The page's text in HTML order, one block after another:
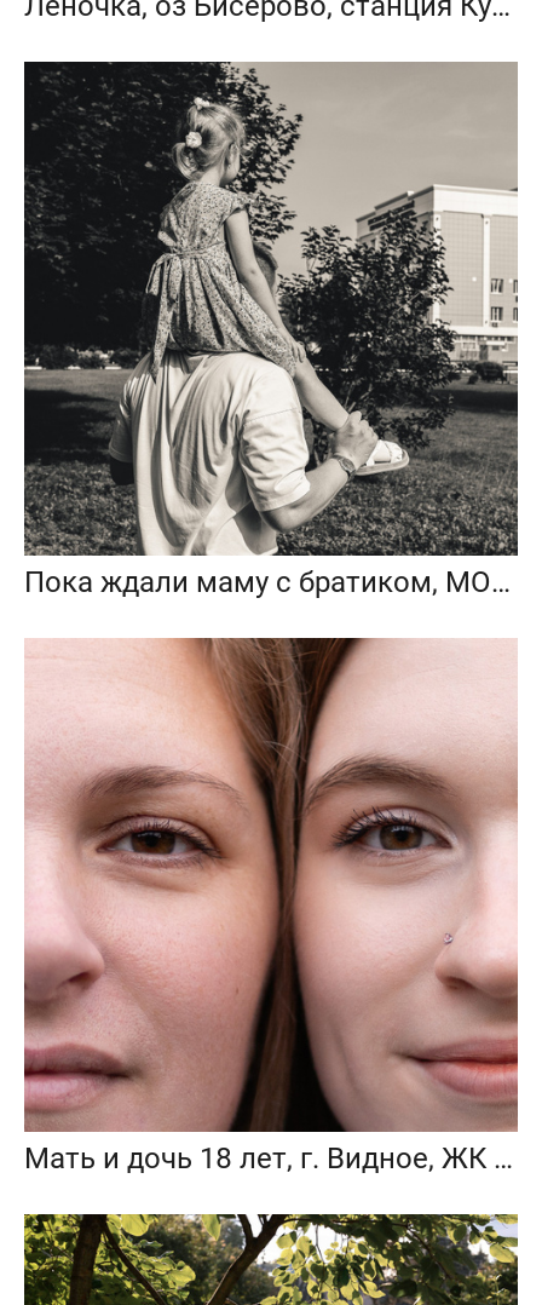
Пока ждали маму с братиком, МОПЦ, Балашиха
Мать и дочь 18 лет, г. Видное, ЖК Видный берег